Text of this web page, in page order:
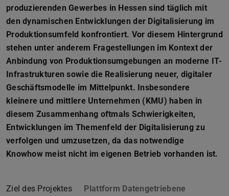
produzierenden Gewerbes in Hessen sind täglich mit
den dynamischen Entwicklungen der Digitalisierung im
Produktionsumfeld konfrontiert. Vor diesem Hintergrund
stehen unter anderem Fragestellungen im Kontext der
Anbindung von Produktionsumgebungen an moderne IT-
Infrastrukturen sowie die Realisierung neuer, digitaler
Geschäftsmodelle im Mittelpunkt. Insbesondere
kleinere und mittlere Unternehmen (KMU) haben in
diesem Zusammenhang oftmals Schwierigkeiten,
Entwicklungen im Themenfeld der Digitalisierung zu
verfolgen und umzusetzen, da das notwendige
Knowhow meist nicht im eigenen Betrieb vorhanden ist.
Ziel des Projektes
Plattform Datengetriebene